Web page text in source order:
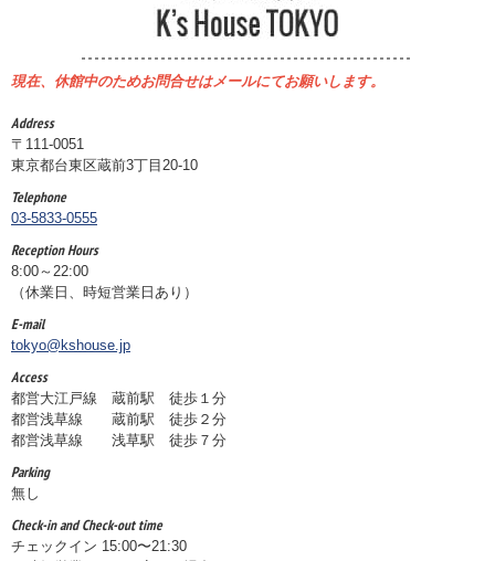
現在、休館中のためお問合せはメールにてお願いします。
Address
〒111-0051
東京都台東区蔵前3丁目20-10
Telephone
03-5833-0555
Reception Hours
8:00～22:00
（休業日、時短営業日あり）
E-mail
tokyo@kshouse.jp
Access
都営大江戸線 蔵前駅 徒歩１分
都営浅草線 蔵前駅 徒歩２分
都営浅草線 浅草駅 徒歩７分
Parking
無し
Check-in and Check-out time
チェックイン 15:00〜21:30